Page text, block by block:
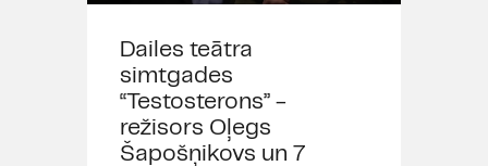
Dailes teātra
simtgades
“Testosterons” -
režisors Oļegs
Šapošņikovs un 7